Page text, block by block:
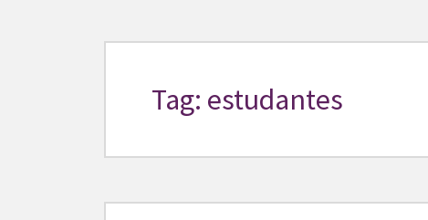
Tag: estudantes